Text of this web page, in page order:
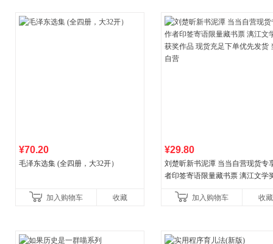
¥70.20
毛泽东选集 (全四册，大32开）
加入购物车 收藏
¥29.80
刘楚昕新书泥潭 当当自营现货专
者印签寄语限量藏书票 漓江文学
加入购物车 收藏